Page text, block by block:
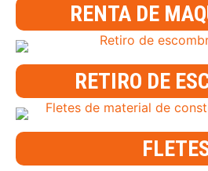
RENTA DE
RETIRO DE